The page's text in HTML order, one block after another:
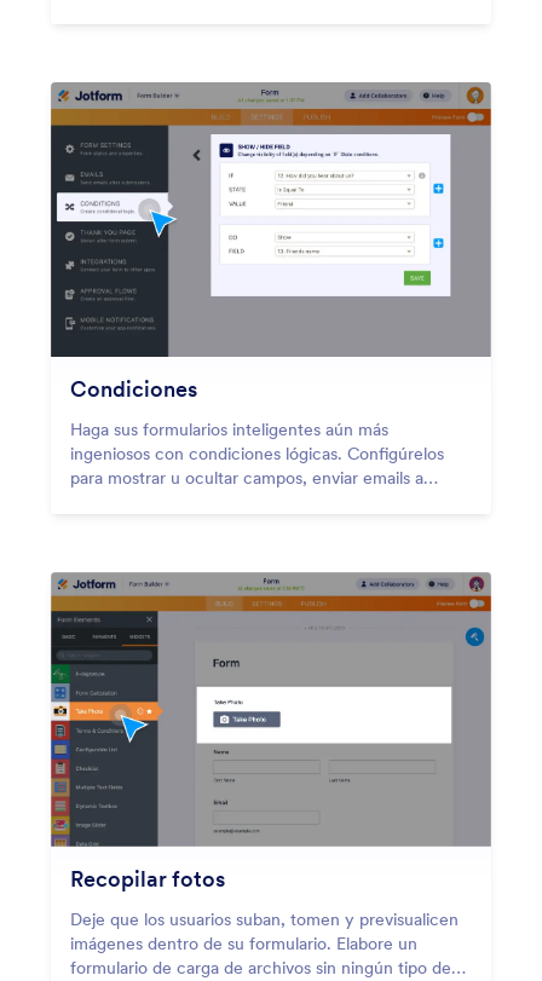
Condiciones
Haga sus formularios inteligentes aún más
ingeniosos con condiciones lógicas. Configúrelos
para mostrar u ocultar campos, enviar emails a
Recopilar fotos
Deje que los usuarios suban, tomen y previsualicen
imágenes dentro de su formulario. Elabore un
formulario de carga de archivos sin ningún tipo de